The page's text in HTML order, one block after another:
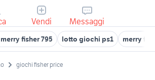
Vendi Messaggi
fisher 795 lotto giochi ps1 merry
giochi fisher price